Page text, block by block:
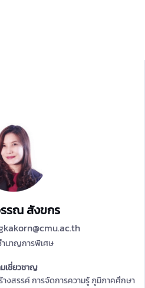
รณ สังขกร
นาญการพิเศษ
เชี่ยวชาญ
งสรรค์ การจัดการความรู้ ภูมิภาคศึกษา